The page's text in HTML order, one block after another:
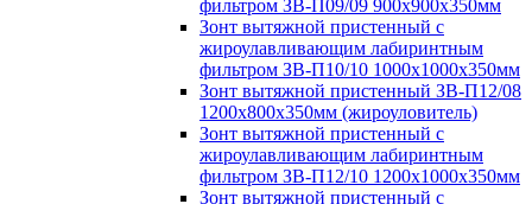
фильтром ЗВ-П09/09 900х900х350мм
Зонт вытяжной пристенный с
жироулавливающим лабиринтным
фильтром ЗВ-П10/10 1000х1000х350мм
Зонт вытяжной пристенный ЗВ-П12/08
1200х800х350мм (жироуловитель)
Зонт вытяжной пристенный с
жироулавливающим лабиринтным
фильтром ЗВ-П12/10 1200х1000х350мм
Зонт вытяжной пристенный с